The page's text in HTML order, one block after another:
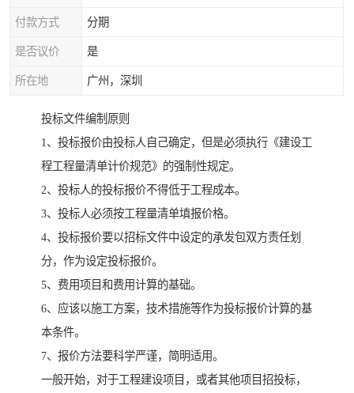
付款方式 分期
是否议价 是
所在地 广州，深圳
投标文件编制原则
1、投标报价由投标人自己确定，但是必须执行《建设工
程工程量清单计价规范》的强制性规定。
2、投标人的投标报价不得低于工程成本。
3、投标人必须按工程量清单填报价格。
4、投标报价要以招标文件中设定的承发包双方责任划
分，作为设定投标报价。
5、费用项目和费用计算的基础。
6、应该以施工方案，技术措施等作为投标报价计算的基
本条件。
7、报价方法要科学严谨，简明适用。
一般开始，对于工程建设项目，或者其他项目招投标，